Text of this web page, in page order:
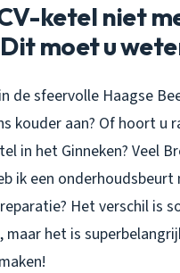
ketel niet
moet u
de sfeervolle Haagse
kouder aan? Of hoort u
in het Ginneken? Veel
ik een
Het verschil is
maar het is